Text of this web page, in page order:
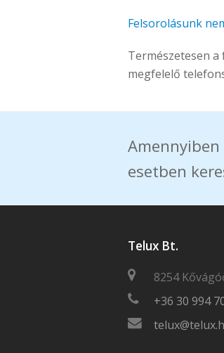
Felsorolásunk
Természetesen
megfelelő
esetben
Telux Bt.
8254
+36 30 994